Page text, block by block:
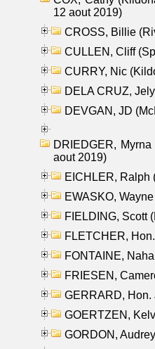
12 aout 2019)
CROSS, Billie
CULLEN, Cliff
CURRY, Nic
DELA CRUZ,
DEVGAN, JD
DRIEDGER,
aout 2019)
EICHLER, Ralph
EWASKO,
FIELDING, Scott
FLETCHER,
FONTAINE,
FRIESEN,
GERRARD, Hon.
GOERTZEN,
GORDON,